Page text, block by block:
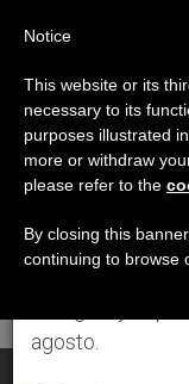
DÍA
ÚLTIMAS
Aviso
Del 27 de
anual,
se generan
agosto.
Notice
This website or its
necessary to its
purposes illustrated
more or withdraw
please refer to the
By closing this
continuing to browse